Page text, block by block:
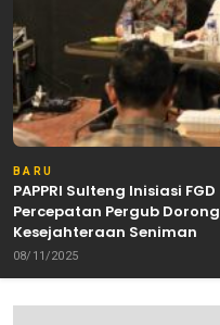
BARU
PAPPRI Sulteng Inisiasi FGD
Percepatan Pergub Dorong
Kesejahteraan Seniman
08/11/2025